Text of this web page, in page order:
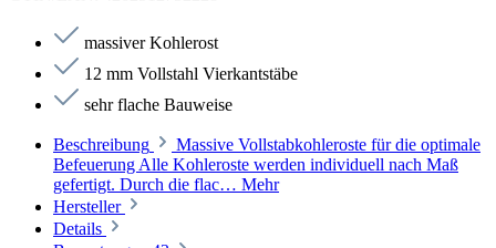
massiver Kohlerost
12 mm Vollstahl Vierkantstäbe
sehr flache Bauweise
Beschreibung
Massive Vollstabkohleroste für die optimale
Befeuerung Alle Kohleroste werden individuell nach Maß
gefertigt. Durch die flac… Mehr
Hersteller
Details